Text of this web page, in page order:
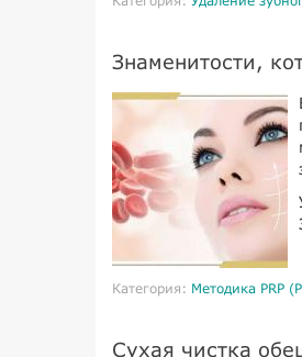
Знаменитости,
Категория: Методика PRP
Сухая чистка